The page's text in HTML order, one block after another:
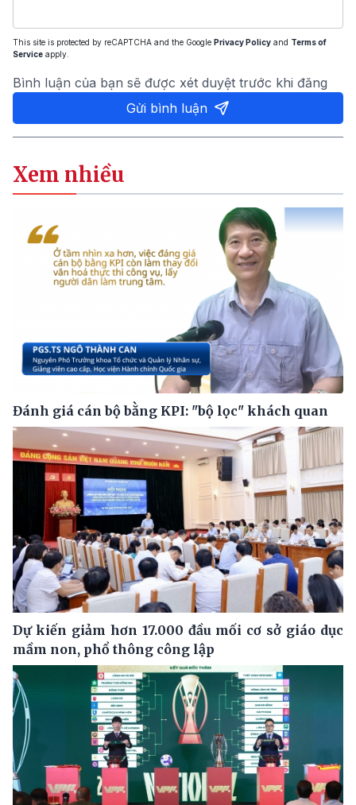
This site is protected by reCAPTCHA and the Google Privacy Policy and Terms of
Service apply.
Bình luận của bạn sẽ được xét duyệt trước khi đăng
Gửi bình luận
Xem nhiều
Đánh giá cán bộ bằng KPI: "bộ lọc" khách quan
Dự kiến giảm hơn 17.000 đầu mối cơ sở giáo dục
mầm non, phổ thông công lập